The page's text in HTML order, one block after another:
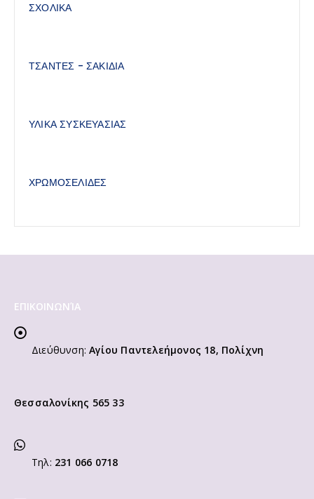
ΣΧΟΛΙΚΑ
ΤΣΑΝΤΕΣ - ΣΑΚΙΔΙΑ
ΥΛΙΚΑ ΣΥΣΚΕΥΑΣΙΑΣ
ΧΡΩΜΟΣΕΛΙΔΕΣ
ΕΠΙΚΟΙΝΩΝΊΑ
Διεύθυνση: Αγίου Παντελεήμονος 18, Πολίχνη
Θεσσαλονίκης 565 33
Τηλ: 231 066 0718